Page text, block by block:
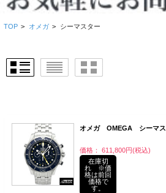
TOP > オメガ > シーマスター
オメガ OMEGA シーマ
価格： 611,800円(税込)
在庫切
れ ※価
格は前回
価格で
す。